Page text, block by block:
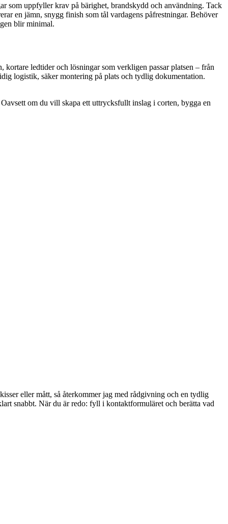
som uppfyller krav på bärighet, brandskydd och användning. Tack
en jämn, snygg finish som tål vardagens påfrestningar. Behöver
blir minimal.
ledtider och lösningar som verkligen passar platsen – från
logistik, säker montering på plats och tydlig dokumentation.
om du vill skapa ett uttrycksfullt inslag i corten, bygga en
eller mått, så återkommer jag med rådgivning och en tydlig
snabbt. När du är redo: fyll i kontaktformuläret och berätta vad